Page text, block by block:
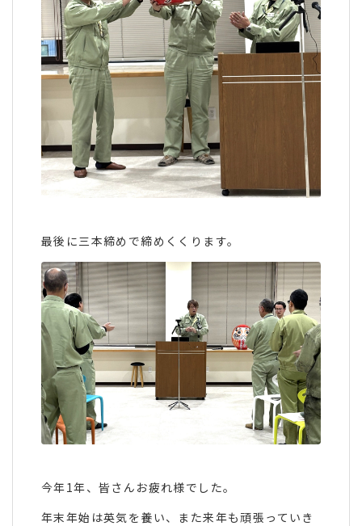
最後に三本締めで締めくくります。
今年1年、皆さんお疲れ様でした。
年末年始は英気を養い、また来年も頑張っていき